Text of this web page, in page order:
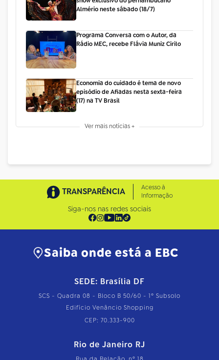
Almério neste sábado (18/7)
Programa Conversa com o Autor, da
Rádio MEC, recebe Flávia Muniz Cirilo
Economia do cuidado é tema de novo
episódio de Afiadas nesta sexta-feira
(17) na TV Brasil
Ver mais notícias +
TRANSPARÊNCIA
Acesso à
Informação
Siga-nos nas redes sociais
Saiba onde está a EBC
SEDE: Brasília DF
SCS - Quadra 08 - Bloco B 50/60 - 1º Subsolo
Edifício Venâncio Shopping
CEP: 70.333-900
Rio de Janeiro RJ